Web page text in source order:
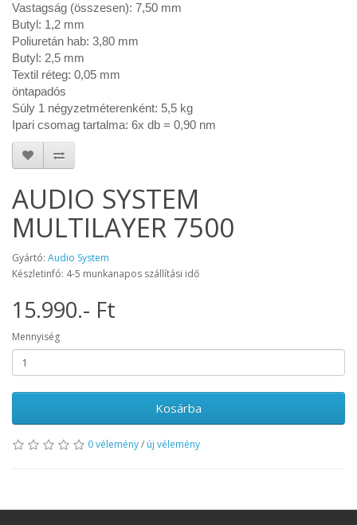
Vastagság (összesen): 7,50 mm
Butyl: 1,2 mm
Poliuretán hab: 3,80 mm
Butyl: 2,5 mm
Textil réteg: 0,05 mm
öntapadós
Súly 1 négyzetméterenként: 5,5 kg
Ipari csomag tartalma: 6x db = 0,90 nm
AUDIO SYSTEM
MULTILAYER 7500
Gyártó: Audio System
Készletinfó: 4-5 munkanapos szállítási idő
15.990.- Ft
Mennyiség
Kosárba
0 vélemény/ új vélemény